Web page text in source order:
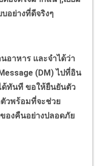
อย่างที่ดีจริงๆ
อาหาร และจำได้ว่า
(DM)ไปที่อิน
ด้ทันที ขอให้ยืนยันตัว
ตัวพร้อมที่จะช่วย
องคืนอย่างปลอดภัย